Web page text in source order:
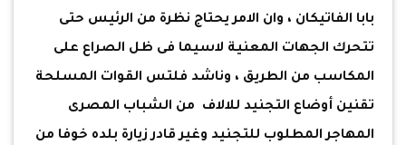
بابا الفاتيكان ، وان الامر يحتاج نظرة من الرئيس حتى
تتحرك الجهات المعنية لاسيما فى ظل الصراع على
المكاسب من الطريق ، وناشد فلتس القوات المسلحة
تقنين أوضاع التجنيد للالاف من الشباب المصرى
المهاجر المطلوب للتجنيد وغير قادر زيارة بلده خوفا من